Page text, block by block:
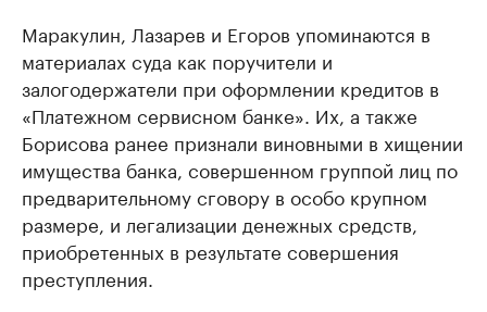
Маракулин, Лазарев и Егоров упоминаются в
материалах суда как поручители и
залогодержатели при оформлении кредитов в
«Платежном сервисном банке». Их, а также
Борисова ранее признали виновными в хищении
имущества банка, совершенном группой лиц по
предварительному сговору в особо крупном
размере, и легализации денежных средств,
приобретенных в результате совершения
преступления.